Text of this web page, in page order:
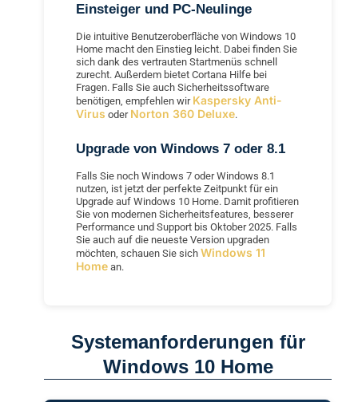
Einsteiger und PC-Neulinge
Die intuitive Benutzeroberfläche von Windows 10
Home macht den Einstieg leicht. Dabei finden Sie
sich dank des vertrauten Startmenüs schnell
zurecht. Außerdem bietet Cortana Hilfe bei
Fragen. Falls Sie auch Sicherheitssoftware
benötigen, empfehlen wir Kaspersky Anti-
Virus oder Norton 360 Deluxe.
Upgrade von Windows 7 oder 8.1
Falls Sie noch Windows 7 oder Windows 8.1
nutzen, ist jetzt der perfekte Zeitpunkt für ein
Upgrade auf Windows 10 Home. Damit profitieren
Sie von modernen Sicherheitsfeatures, besserer
Performance und Support bis Oktober 2025. Falls
Sie auch auf die neueste Version upgraden
möchten, schauen Sie sich Windows 11
Home an.
Systemanforderungen für
Windows 10 Home